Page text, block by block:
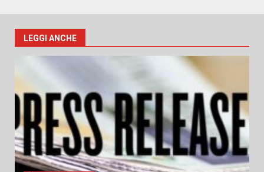
LEGGI ANCHE